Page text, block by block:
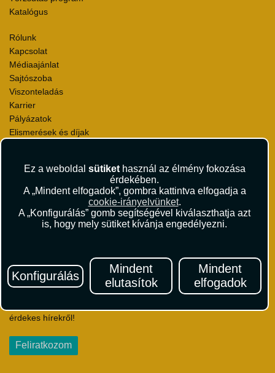
Ez a weboldal sütikethasznál az élmény fokozása
érdekében.
A „Mindent elfogadok”, gombra kattintva elfogadja a
cookie-irányelvünket.
A „Konfigurálás” gomb segítségével kiválaszthatja azt
is, hogy mely sütiket kívánja engedélyezni.
Konfigurálás
Mindent
elutasítok
Mindent
elfogadok
Katalógus
Rólunk
Kapcsolat
Médiaajánlat
Sajtószoba
Viszonteladás
Karrier
Pályázatok
Elismerések és díjak
Utazási Csomag Szerződési Feltételek
Útlemondás-biztosítás Szerződési Feltételek
Utasbiztosítás Szerződési Feltételek
Repülőjegy Szerződési Feltételek
Adatvédelem
Hírlevél
Iratkozzon fel Magyarország egyik legszínesebb utazási
érdekes hírekről!
Feliratkozom